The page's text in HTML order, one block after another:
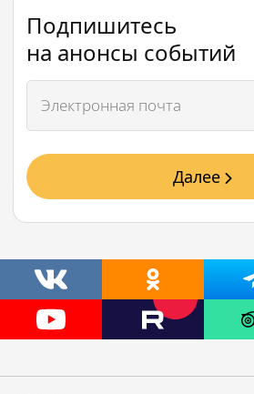
Подпишитесь
на анонсы событий
Далее